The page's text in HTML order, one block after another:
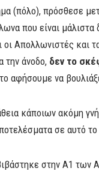
(πόλο), πρόσθεσε
που είναι
Απολλωνιστές και
την άνοδο, δεν το
αφήσουμε να
κάποιων ακόμη
σε αυτό
στην Α1 των